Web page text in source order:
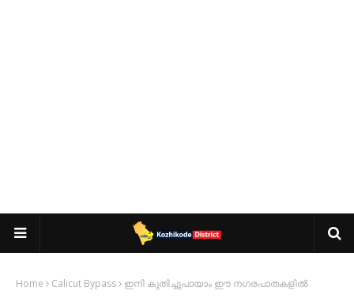
Home Calicut Bypass ഇനി കുതിച്ചുപായാം ഈ നഗരപാതകളില്‍